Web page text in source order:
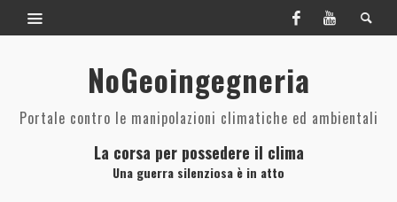
NoGeoingegneria
Portale contro le manipolazioni climatiche ed ambientali
La corsa per possedere il clima
Una guerra silenziosa è in atto